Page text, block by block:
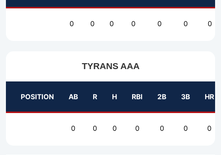
0 0 0 0 0 0 0
TYRANS AAA
POSITION AB R H RBI 2B 3B HR
0 0 0 0 0 0 0